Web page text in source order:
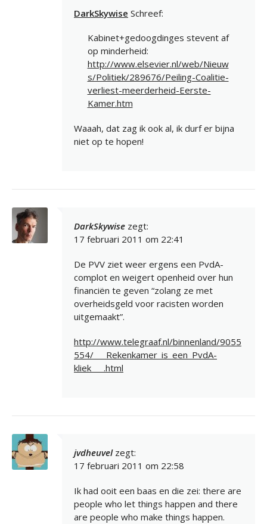
DarkSkywise Schreef:
Kabinet+gedoogdinges stevent af
op minderheid:
http://www.elsevier.nl/web/Nieuw
s/Politiek/289676/Peiling-Coalitie-
verliest-meerderheid-Eerste-
Kamer.htm
Waaah, dat zag ik ook al, ik durf er bijna
niet op te hopen!
DarkSkywise zegt:
17 februari 2011 om 22:41
De PVV ziet weer ergens een PvdA-
complot en weigert openheid over hun
financiën te geven “zolang ze met
overheidsgeld voor racisten worden
uitgemaakt”.
http://www.telegraaf.nl/binnenland/9055
554/___Rekenkamer_is_een_PvdA-
kliek___.html
jvdheuvel zegt:
17 februari 2011 om 22:58
Ik had ooit een baas en die zei: there are
people who let things happen and there
are people who make things happen.